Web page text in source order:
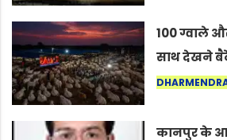
100 ग्वाले
साथ देखने
नागपुर में
कर सकते हैं”
कानपुर के